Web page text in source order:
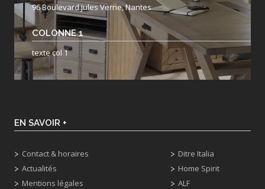
96 Boulevard Jules Verne, Nantes
COLONNE 1
texte col 1
EN SAVOIR +
Contact & horaires
Actualités
Mentions légales
Ditre Italia
Home Spirit
ALF